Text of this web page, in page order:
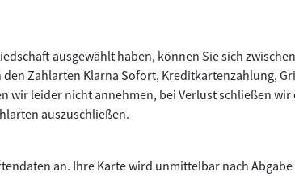
ausgewählt haben, können Sie sich
Zahlarten Klarna Sofort, Kreditkartenzahlung,
wir leider nicht annehmen, bei Verlust schließen
auszuschließen.
an. Ihre Karte wird unmittelbar nach